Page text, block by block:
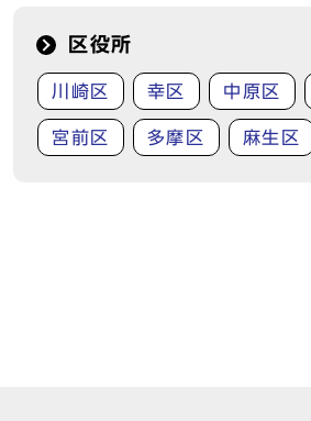
区役所
川崎区 幸区 中原区
宮前区 多摩区 麻生区